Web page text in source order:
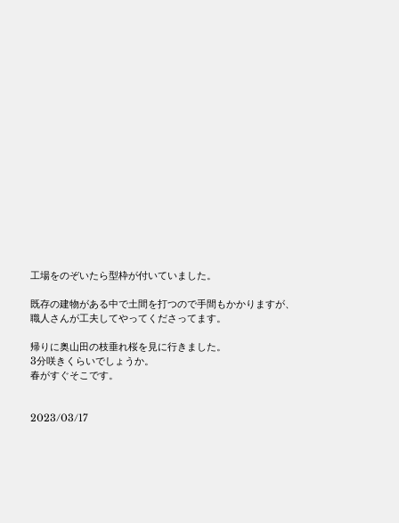
工場をのぞいたら型枠が付いていました。
既存の建物がある中で土間を打つので手間もかかりますが、
職人さんが工夫してやってくださってます。
帰りに奥山田の枝垂れ桜を見に行きました。
3分咲きくらいでしょうか。
春がすぐそこです。
2023/03/17